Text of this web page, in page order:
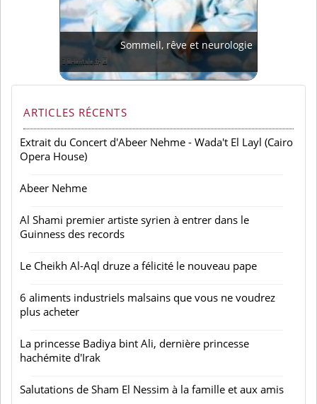
Sommeil, rêve et neurologie
ARTICLES RÉCENTS
Extrait du Concert d'Abeer Nehme - Wada't El Layl (Cairo
Opera House)
Abeer Nehme
Al Shami premier artiste syrien à entrer dans le
Guinness des records
Le Cheikh Al-Aql druze a félicité le nouveau pape
6 aliments industriels malsains que vous ne voudrez
plus acheter
La princesse Badiya bint Ali, dernière princesse
hachémite d'Irak
Salutations de Sham El Nessim à la famille et aux amis